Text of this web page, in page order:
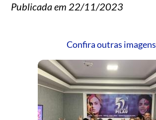
Publicada em 22/11/2023
Confira outras imagens